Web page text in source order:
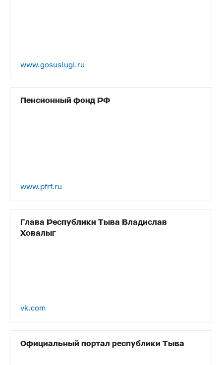
www.gosuslugi.ru
Пенсионный фонд РФ
www.pfrf.ru
Глава Республики Тыва Владислав
Ховалыг
vk.com
Официальный портал республики Тыва